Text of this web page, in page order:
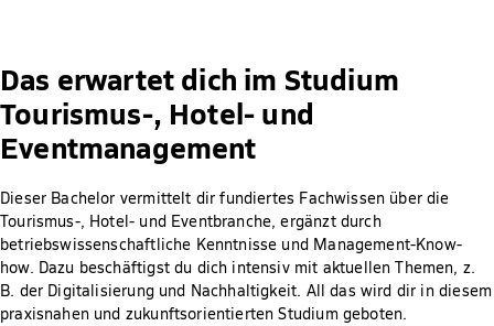
Das erwartet dich im Studium
Tourismus-, Hotel- und
Eventmanagement
Dieser Bachelor vermittelt dir fundiertes Fachwissen über die
Tourismus-, Hotel- und Eventbranche, ergänzt durch
betriebswissenschaftliche Kenntnisse und Management-Know-
how. Dazu beschäftigst du dich intensiv mit aktuellen Themen, z.
B. der Digitalisierung und Nachhaltigkeit. All das wird dir in diesem
praxisnahen und zukunftsorientierten Studium geboten.